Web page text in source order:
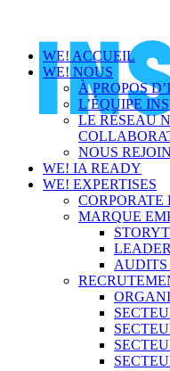
WE! ACCUEIL
WE! NOUS
À PROPOS
L’ÉQUIPE
LE RÉSEAU
NOUS
WE! IA READY
WE! EXPERTISES
MARQUE
AUDITS